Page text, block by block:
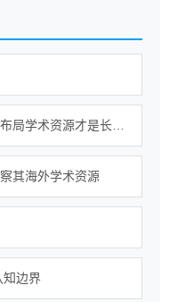
其海外学术资源
知边界